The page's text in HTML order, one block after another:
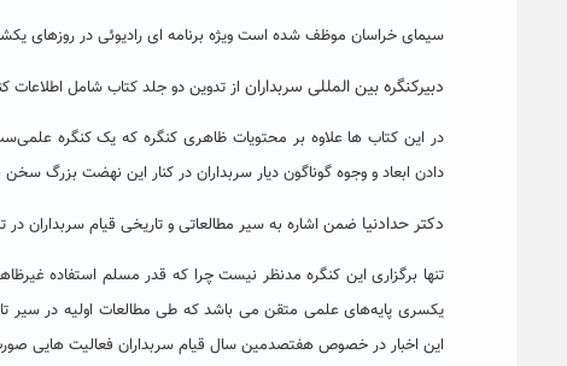
سیمای خراسان موظف شده است ویژه برنامه ای رادیوئی در روزهای یکشنبه از ساعت ۹ الی ۹/۳۰ صبح هر هفته از
دبیرکنگره بین المللی سربداران از تدوین دو جلد کتاب شامل
در این کتاب ها علاوه بر محتویات ظاهری کنگره که یک کنگره
دادن ابعاد و وجوه گوناگون دیار سربداران در کنار این نهضت بزرگ
دکتر حدادنیا ضمن اشاره به سیر مطالعاتی و تاریخی قیام سربداران
تنها برگزاری این کنگره مدنظر نیست چرا که قدر مسلم استفاده
یکسری پایه‌های علمی متقن می باشد که طی مطالعات اولیه در سیر
این اخبار در خصوص هفتصدمین سال قیام سربداران فعالیت هایی